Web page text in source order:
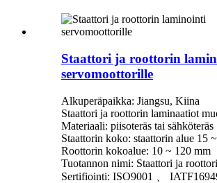
Staattori ja roottorin
servomoottorille
Alkuperäpaikka: Jiangsu, Kiina
Staattori ja roottorin laminaatiot
Materiaali: piisoteräs tai sähköteräs
Staattorin koko: staattorin alue 15
Roottorin kokoalue: 10 ~ 120 mm
Tuotannon nimi: Staattori ja
Sertifiointi: ISO9001 、